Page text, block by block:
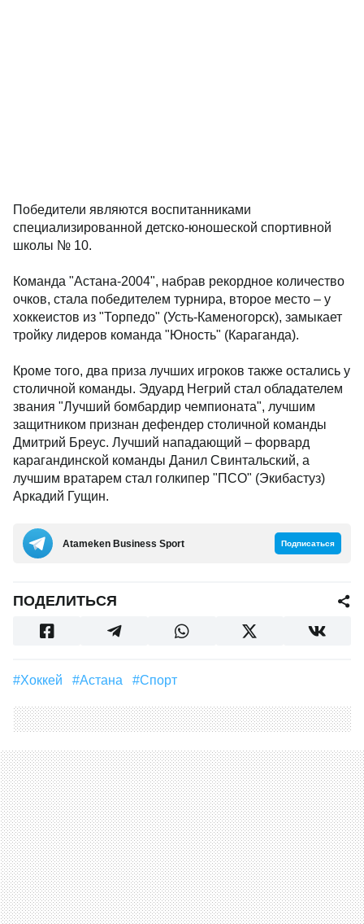
Победители являются воспитанниками
специализированной детско-юношеской спортивной
школы № 10.
Команда "Астана-2004", набрав рекордное количество
очков, стала победителем турнира, второе место – у
хоккеистов из "Торпедо" (Усть-Каменогорск), замыкает
тройку лидеров команда "Юность" (Караганда).
Кроме того, два приза лучших игроков также остались у
столичной команды. Эдуард Негрий стал обладателем
звания "Лучший бомбардир чемпионата", лучшим
защитником признан дефендер столичной команды
Дмитрий Бреус. Лучший нападающий – форвард
карагандинской команды Данил Свинтальский, а
лучшим вратарем стал голкипер "ПСО" (Экибастуз)
Аркадий Гущин.
Аtameken Business Sport Подписаться
ПОДЕЛИТЬСЯ
#Хоккей #Астана #Спорт